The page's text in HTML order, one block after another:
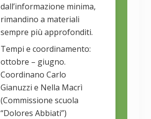
dall’informazione minima,
rimandino a materiali
sempre più approfonditi.
Tempi e coordinamento:
ottobre – giugno.
Coordinano Carlo
Gianuzzi e Nella Macrì
(Commissione scuola
“Dolores Abbiati”)